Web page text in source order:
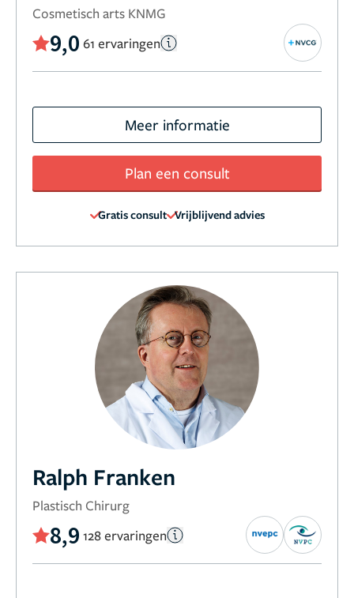
Cosmetisch arts KNMG
9,0 61 ervaringen
Meer informatie
Plan een consult
Gratis consult Vrijblijvend advies
Ralph Franken
Plastisch Chirurg
8,9 128 ervaringen